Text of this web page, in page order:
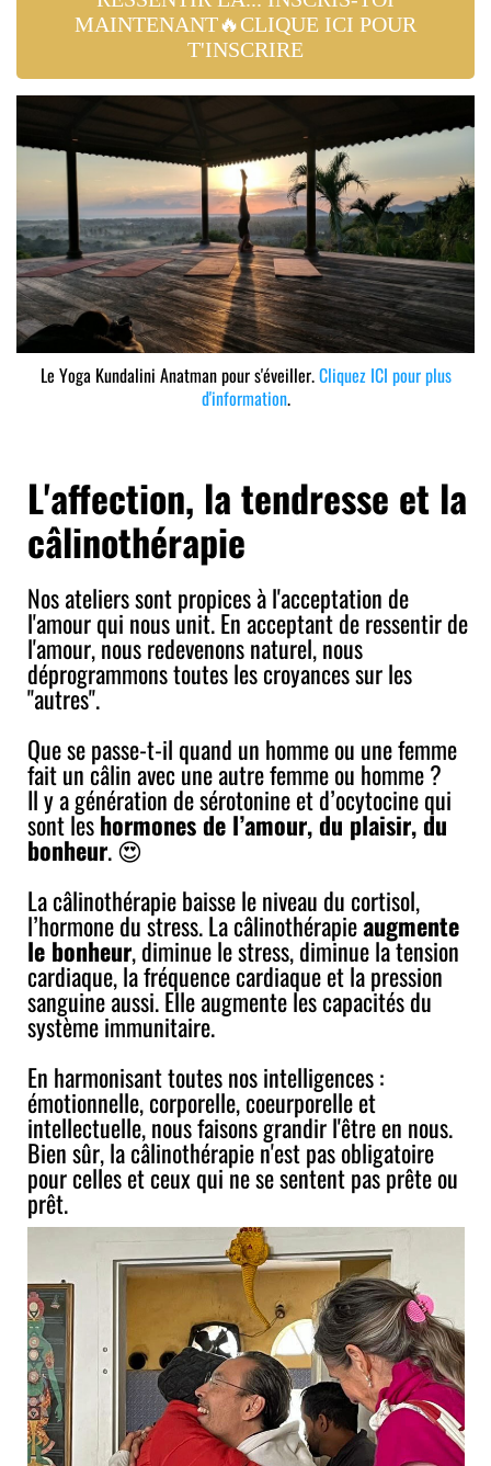
MAINTENANT🔥CLIQUE ICI POUR
T'INSCRIRE
Le Yoga Kundalini Anatman pour s'éveiller.Cliquez ICI pour plus
d'information.
L'affection, la tendresse et la
câlinothérapie
Nos ateliers sont propices à l'acceptation de
l'amour qui nous unit. En acceptant de ressentir de
l'amour, nous redevenons naturel, nous
déprogrammons toutes les croyances sur les
"autres".
Que se passe-t-il quand un homme ou une femme
fait un câlin avec une autre femme ou homme ?
Il y a génération de sérotonine et d’ocytocine qui
sont leshormones de l’amour, du plaisir, du
bonheur. 😍
La câlinothérapie baisse le niveau du cortisol,
l’hormone du stress. La câlinothérapieaugmente
le bonheur, diminue le stress, diminue la tension
cardiaque, la fréquence cardiaque et la pression
sanguine aussi. Elle augmente les capacités du
système immunitaire.
En harmonisant toutes nos intelligences :
émotionnelle, corporelle, coeurporelle et
intellectuelle, nous faisons grandir l'être en nous.
Bien sûr, la câlinothérapie n'est pas obligatoire
pour celles et ceux qui ne se sentent pas prête ou
prêt.